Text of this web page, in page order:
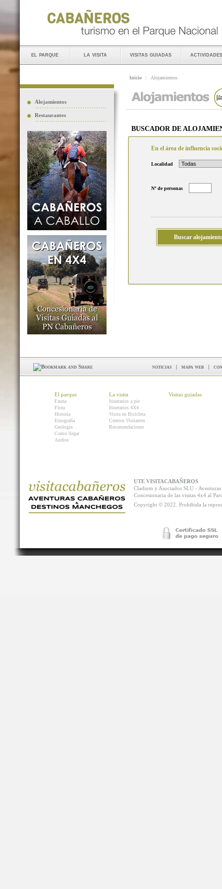
el parque la visita visitas guiadas actividades
Alojamientos
Restaurantes
Inicio :: Alojamientos
BUSCADOR DE
En el área de influencia
Localidad
Nº de personas
noticias | mapa web |
El parque
Fauna
Flora
Historia
Etnografía
Geología
Como llegar
Audios
La visita
Itinerarios a pie
Itinerarios 4X4
Visita en Bicicleta
Centros Visitantes
Recomendaciones
Visitas guiadas
UTE VISITACABAÑEROS
Cladium y Asociados SLU -
Concesionaria de las visitas 4x4 al
Copyright © 2022. Prohibida la